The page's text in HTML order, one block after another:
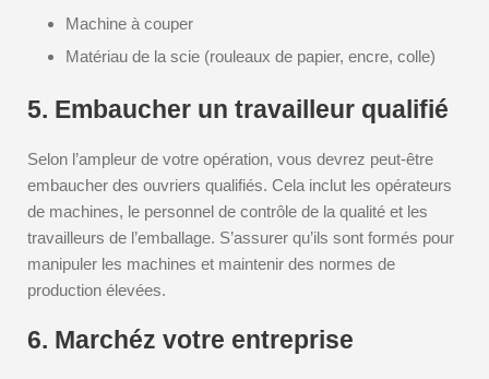
Machine à couper
Matériau de la scie (rouleaux de papier, encre, colle)
5. Embaucher un travailleur qualifié
Selon l’ampleur de votre opération, vous devrez peut-être
embaucher des ouvriers qualifiés. Cela inclut les opérateurs
de machines, le personnel de contrôle de la qualité et les
travailleurs de l’emballage. S’assurer qu’ils sont formés pour
manipuler les machines et maintenir des normes de
production élevées.
6. Marchéz votre entreprise